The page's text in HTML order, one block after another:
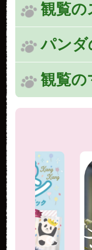
観覧の
パンダ
観覧の